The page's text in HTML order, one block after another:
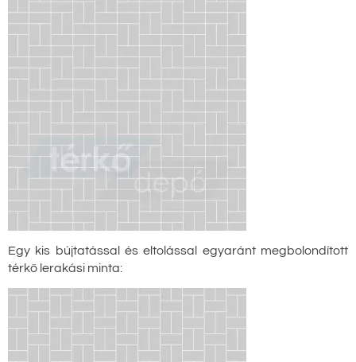
Egy kis bújtatással és eltolással egyaránt megbolondított
térkő lerakási minta: